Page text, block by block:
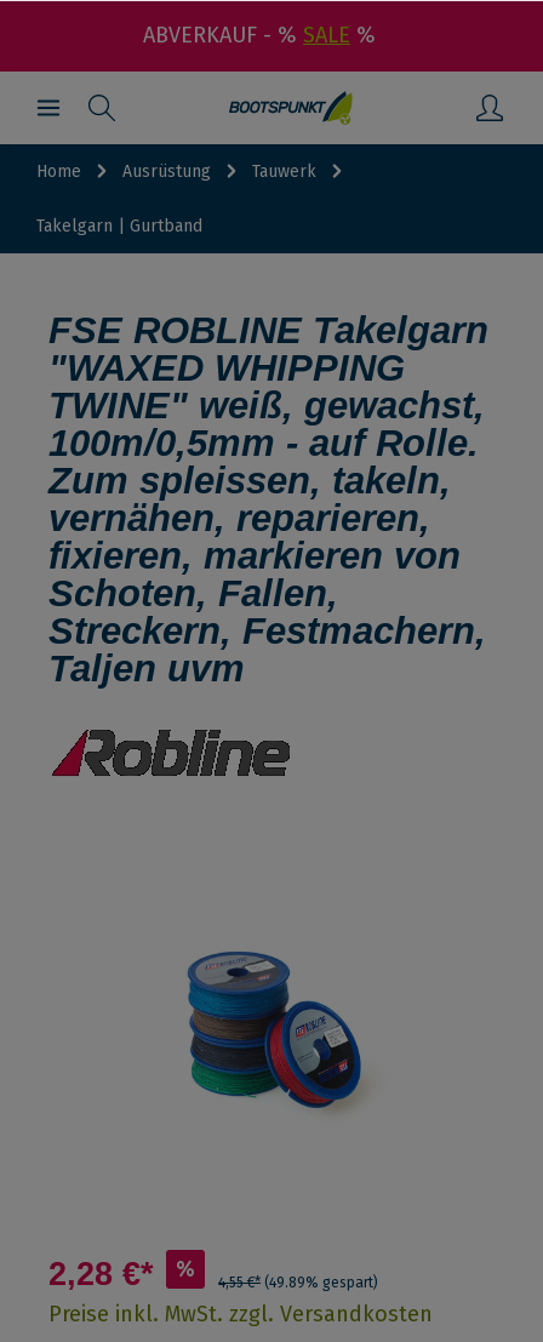
ABVERKAUF - % SALE %
Home Ausrüstung Tauwerk
Takelgarn | Gurtband
FSE ROBLINE Takelgarn
"WAXED WHIPPING
TWINE" weiß, gewachst,
100m/0,5mm - auf Rolle.
Zum spleissen, takeln,
vernähen, reparieren,
fixieren, markieren von
Schoten, Fallen,
Streckern, Festmachern,
Taljen uvm
2,28 €* % 4,55 €* (49.89% gespart)
Preise inkl. MwSt. zzgl. Versandkosten